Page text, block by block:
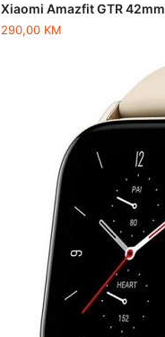
Xiaomi Amazfit GTR 42mm
290,00 KM